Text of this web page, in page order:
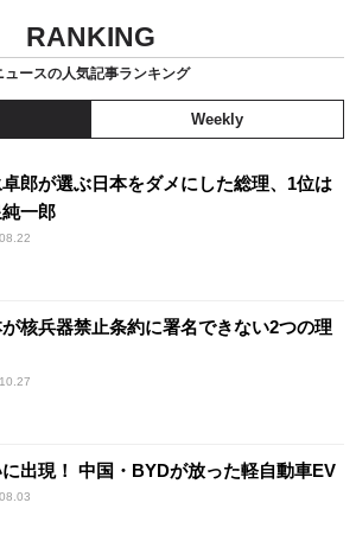
RANKING
ュースの人気記事ランキング
Weekly
郎が選ぶ日本をダメにした総理、1位は
一郎
が核兵器禁止条約に署名できない2つの理
出現！ 中国・BYDが放った軽自動車EV